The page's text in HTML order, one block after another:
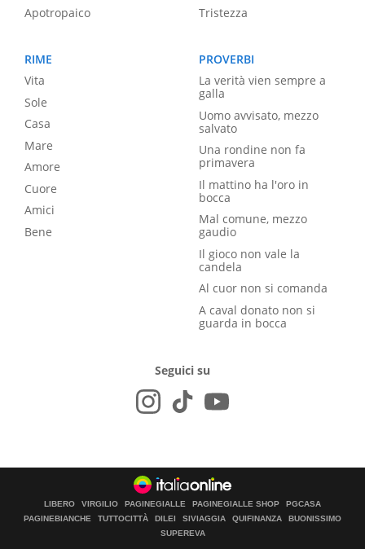
Apotropaico
Tristezza
RIME
Vita
Sole
Casa
Mare
Amore
Cuore
Amici
Bene
PROVERBI
La verità vien sempre a
galla
Uomo avvisato, mezzo
salvato
Una rondine non fa
primavera
Il mattino ha l'oro in
bocca
Mal comune, mezzo
gaudio
Il gioco non vale la
candela
Al cuor non si comanda
A caval donato non si
guarda in bocca
Seguici su
LIBERO VIRGILIO PAGINEGIALLE PAGINEGIALLE SHOP
PGCASA
PAGINEBIANCHE
TUTTOCITTÀ DILEI SIVIAGGIA QUIFINANZA
BUONISSIMO
SUPEREVA